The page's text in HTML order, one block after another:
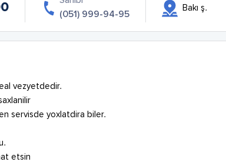
(051) 999-94-95
Bakı ş.
vezyetdedir.
servisde yoxlatdira biler.
etsin